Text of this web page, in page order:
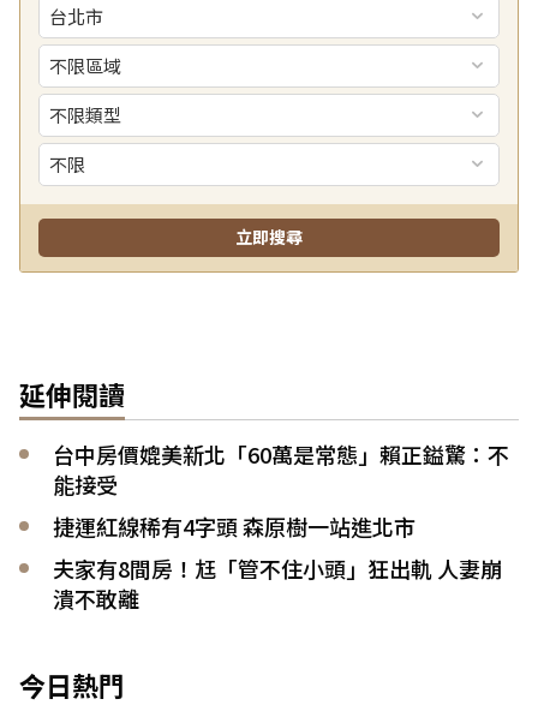
延伸閱讀
台中房價媲美新北「60萬是常態」賴正鎰驚：不
能接受
捷運紅線稀有4字頭 森原樹一站進北市
夫家有8間房！尪「管不住小頭」狂出軌 人妻崩
潰不敢離
今日熱門